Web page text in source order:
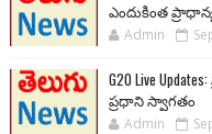
ఎందుకింత
Admin
G20 Live
ప్రధాని స్వాగతం
Admin